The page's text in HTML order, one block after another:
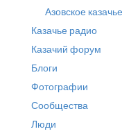
Азовское
Казачье радио
Казачий форум
Блоги
Фотографии
Сообщества
Люди